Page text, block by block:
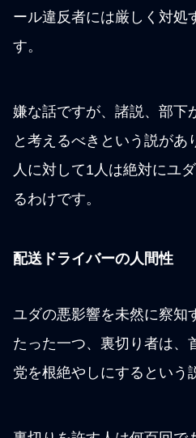
ール違反者には厳しく対処
す。
嫌な話ですが、諸説、部下
と考えるべきという説があ
人に対して1人は絶対にユ
るわけです。
配送ドライバーの人間性
ユダの悪影響を未然に察知
たった一つ、裏切り者は、
党を根絶やしにするという